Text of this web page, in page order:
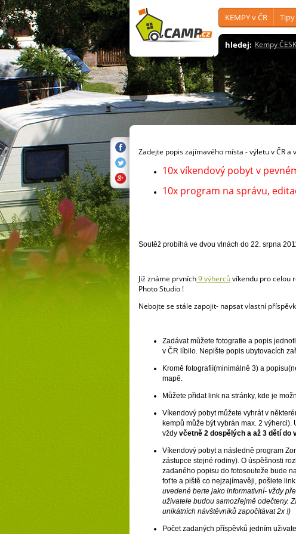
KEMPY v ČR Tipy
hledej: Kempy
Zadejte popis zajímavého místa - výletu v ČR a
10x víkendový pobyt v
10x program na správu,
Soutěž probíhá ve dvou vlnách do 22. srpna
Již známe prvních9 výhercůvíkendu pro celou
Photo Studio !
Nebojte se stále zapojit- napsat vlastní
Zadávat můžete fotografie a popis
v ČR líbilo. Nepište popis ubytovacích
Kromě fotografií(minimálně 3) a
mapě.
Můžete přidat link na stránky, kde je
Víkendový pobyt můžete vyhrát v
kempů může být vybrán max. 2 výherci).
vždy včetně 2 dospělých a až 3 dětí do
Víkendový pobyt a následně program
zástupce stejné rodiny). O úspěšnosti
zadaného popisu do fotosouteže bude
foťte a piště co nejzajímavěji, pošlete
uvedené berte jako informativní- vždy
uživatele budou samozřejmě odečteny.
unikátních návštěvníků započítávat 2x !)
Počet zadaných příspěvků jedním